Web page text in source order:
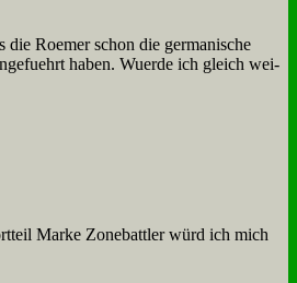
die Roe­mer schon die ger­ma­ni­sche
ha­ben. Wuer­de ich gleich wei­
Mar­ke Zone­batt­ler würd ich mich